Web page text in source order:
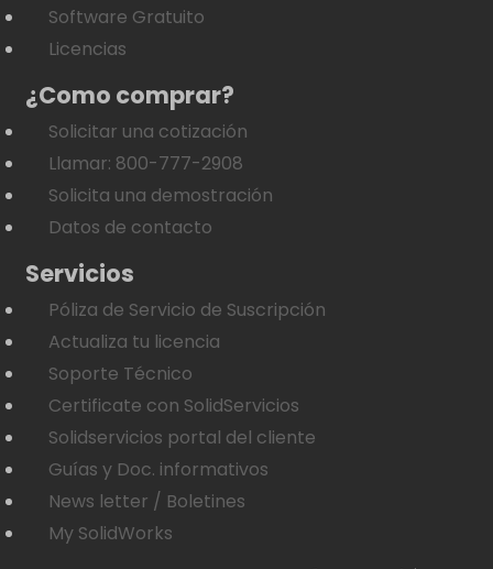
Software Gratuito
Licencias
¿Como comprar?
Solicitar una cotización
Llamar: 800-777-2908
Solicita una demostración
Datos de contacto
Servicios
Póliza de Servicio de Suscripción
Actualiza tu licencia
Soporte Técnico
Certificate con SolidServicios
Solidservicios portal del cliente
Guías y Doc. informativos
News letter / Boletines
My SolidWorks